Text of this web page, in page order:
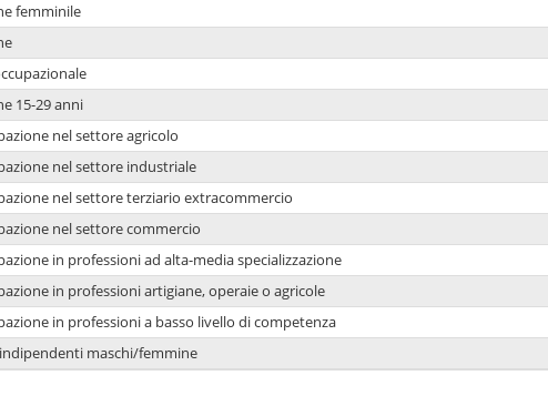
femminile
15-29 anni
nel settore agricolo
nel settore industriale
nel settore terziario extracommercio
nel settore commercio
in professioni ad alta-media specializzazione
in professioni artigiane, operaie o agricole
in professioni a basso livello di competenza
maschi/femmine